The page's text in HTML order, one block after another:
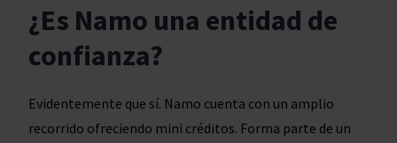
Evidentemente que sí. Namo cuenta con un amplio
recorrido ofreciendo mini créditos. Forma parte de un
¿Es Namo una entidad de
confianza?